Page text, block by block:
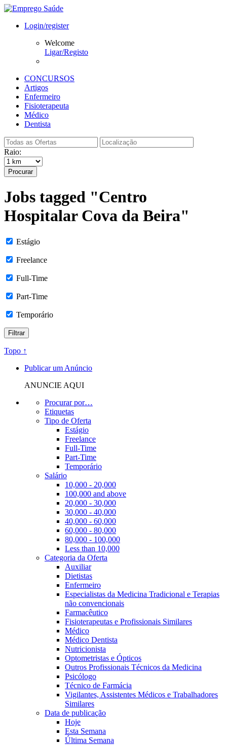
Login/register
Welcome
Ligar/Registo
CONCURSOS
Artigos
Enfermeiro
Fisioterapeuta
Médico
Dentista
Raio:
Procurar
Jobs tagged "Centro
Hospitalar Cova da Beira"
Estágio
Freelance
Full-Time
Part-Time
Temporário
Topo ↑
Publicar um Anúncio
ANUNCIE AQUI
Procurar por…
Etiquetas
Tipo de Oferta
Estágio
Freelance
Full-Time
Part-Time
Temporário
Salário
10,000 - 20,000
100,000 and above
20,000 - 30,000
30,000 - 40,000
40,000 - 60,000
60,000 - 80,000
80,000 - 100,000
Less than 10,000
Categoria da Oferta
Auxiliar
Dietistas
Enfermeiro
Especialistas da Medicina Tradicional e Terapias
não convencionais
Farmacêutico
Fisioterapeutas e Profissionais Similares
Médico
Médico Dentista
Nutricionista
Optometristas e Ópticos
Outros Profissionais Técnicos da Medicina
Psicólogo
Técnico de Farmácia
Vigilantes, Assistentes Médicos e Trabalhadores
Similares
Data de publicação
Hoje
Esta Semana
Última Semana